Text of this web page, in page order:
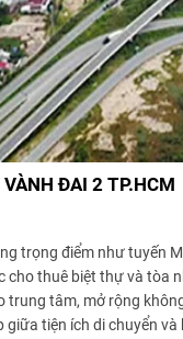
ĐAI 2 TP.HCM
trọng điểm như tuyến
cho thuê biệt thự và
tâm, mở rộng
giữa tiện ích di chuyển